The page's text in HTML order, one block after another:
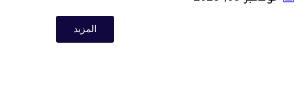
المزيد